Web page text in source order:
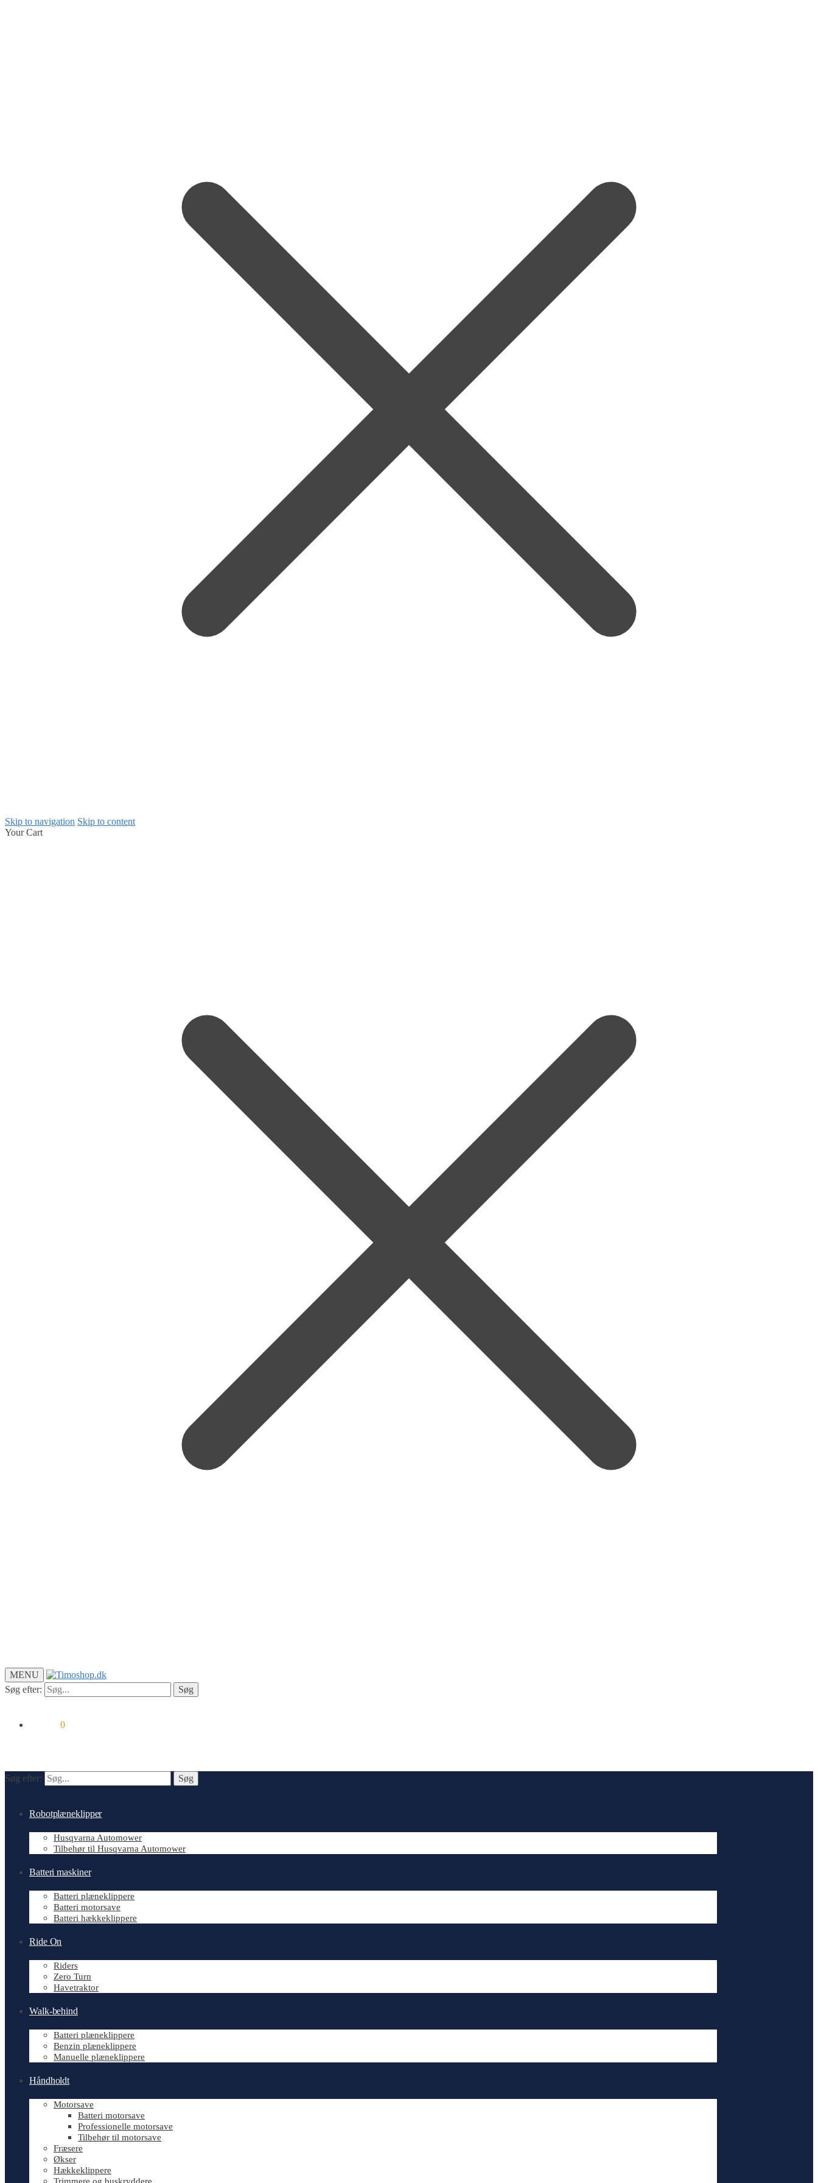
Skip to navigation Skip to content
Your Cart
MENU
Søg efter:
Søg
0
Søg efter: Søg
Robotplæneklipper
Husqvarna Automower
Tilbehør til Husqvarna Automower
Batteri maskiner
Batteri plæneklippere
Batteri motorsave
Batteri hækkeklippere
Ride On
Riders
Zero Turn
Havetraktor
Walk-behind
Batteri plæneklippere
Benzin plæneklippere
Manuelle plæneklippere
Håndholdt
Motorsave
Batteri motorsave
Professionelle motorsave
Tilbehør til motorsave
Fræsere
Økser
Hækkeklippere